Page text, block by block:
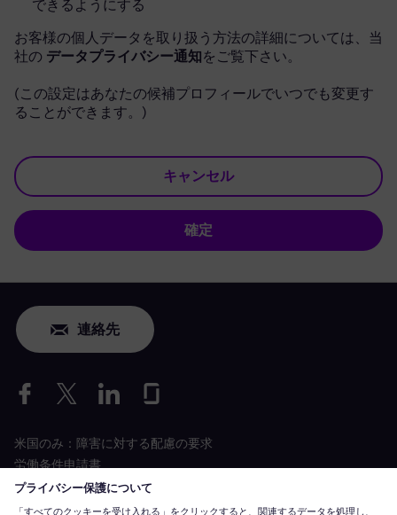
できるようにする
お客様の個人データを取り扱う方法の詳細については、当
社の データプライバシー通知をご覧下さい。
(この設定はあなたの候補プロフィールでいつでも変更す
ることができます。)
キャンセル
確定
連絡先
米国のみ：障害に対する配慮の要求
労働条件申請書
siemens-energy.comグローバルウェブサイト